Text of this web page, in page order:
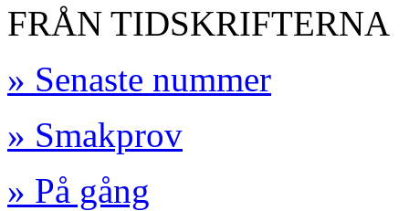
FRÅN TIDSKRIFTERNA
» Senaste nummer
» Smakprov
» På gång